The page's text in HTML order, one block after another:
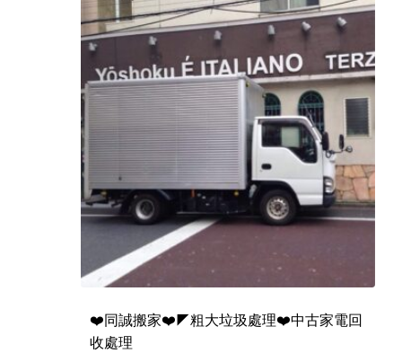
❤️同誠搬家❤️◤粗大垃圾處理❤️中古家電回
收處理